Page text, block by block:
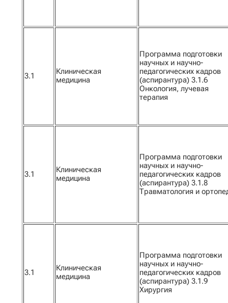
3.1
Клиническая
медицина
Программа подготовки
научных и научно-
педагогических кадров
(аспирантура) 3.1.6
Онкология, лучевая
терапия
3.1
Клиническая
медицина
Программа подготовки
научных и научно-
педагогических кадров
(аспирантура) 3.1.8
Травматология и
3.1
Клиническая
медицина
Программа подготовки
научных и научно-
педагогических кадров
(аспирантура) 3.1.9
Хирургия